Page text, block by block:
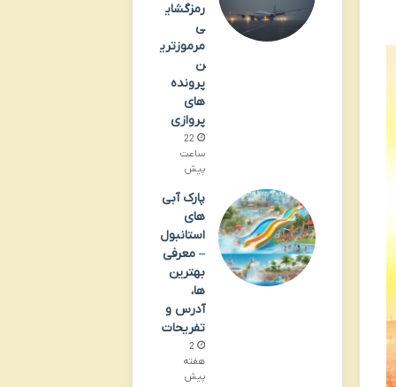
رمزگشای
ی
مرموزتری
ن
پرونده
های
پروازی
22
ساعت
پیش
پارک آبی
های
استانبول
– معرفی
بهترین
ها،
آدرس و
تفریحات
2
هفته
پیش